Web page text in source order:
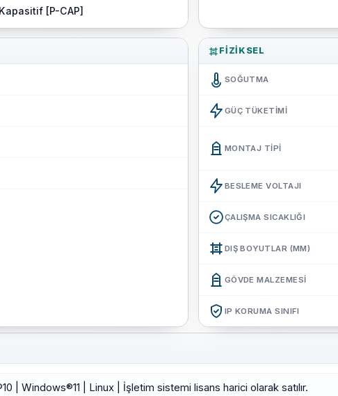
[P-CAP]
FIZIKSEL
SOĞUTMA
GÜÇ TÜKETIMI
MONTAJ TIPI
BESLEME VOLTAJI
ÇALIŞMA SICAKLIĞI
DIŞ BOYUTLAR (MM)
GÖVDE MALZEMESI
IP KORUMA SINIFI
| Windows®11 | Linux | İşletim sistemi lisans harici olarak satılır.